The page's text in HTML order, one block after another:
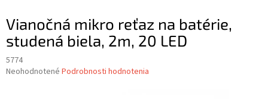
Vianočná mikro reťaz na batérie,
studená biela, 2m, 20 LED
5774
Priemerné
Neohodnotené Podrobnosti hodnotenia